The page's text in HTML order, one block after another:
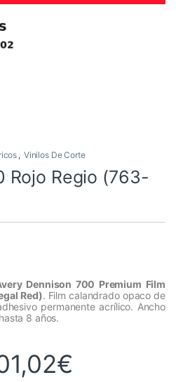
, Vinilos De Corte
Rojo Regio (763-
Dennison 700 Premium Film
Red). Film calandrado opaco de
permanente acrílico. Ancho
8 años.
€